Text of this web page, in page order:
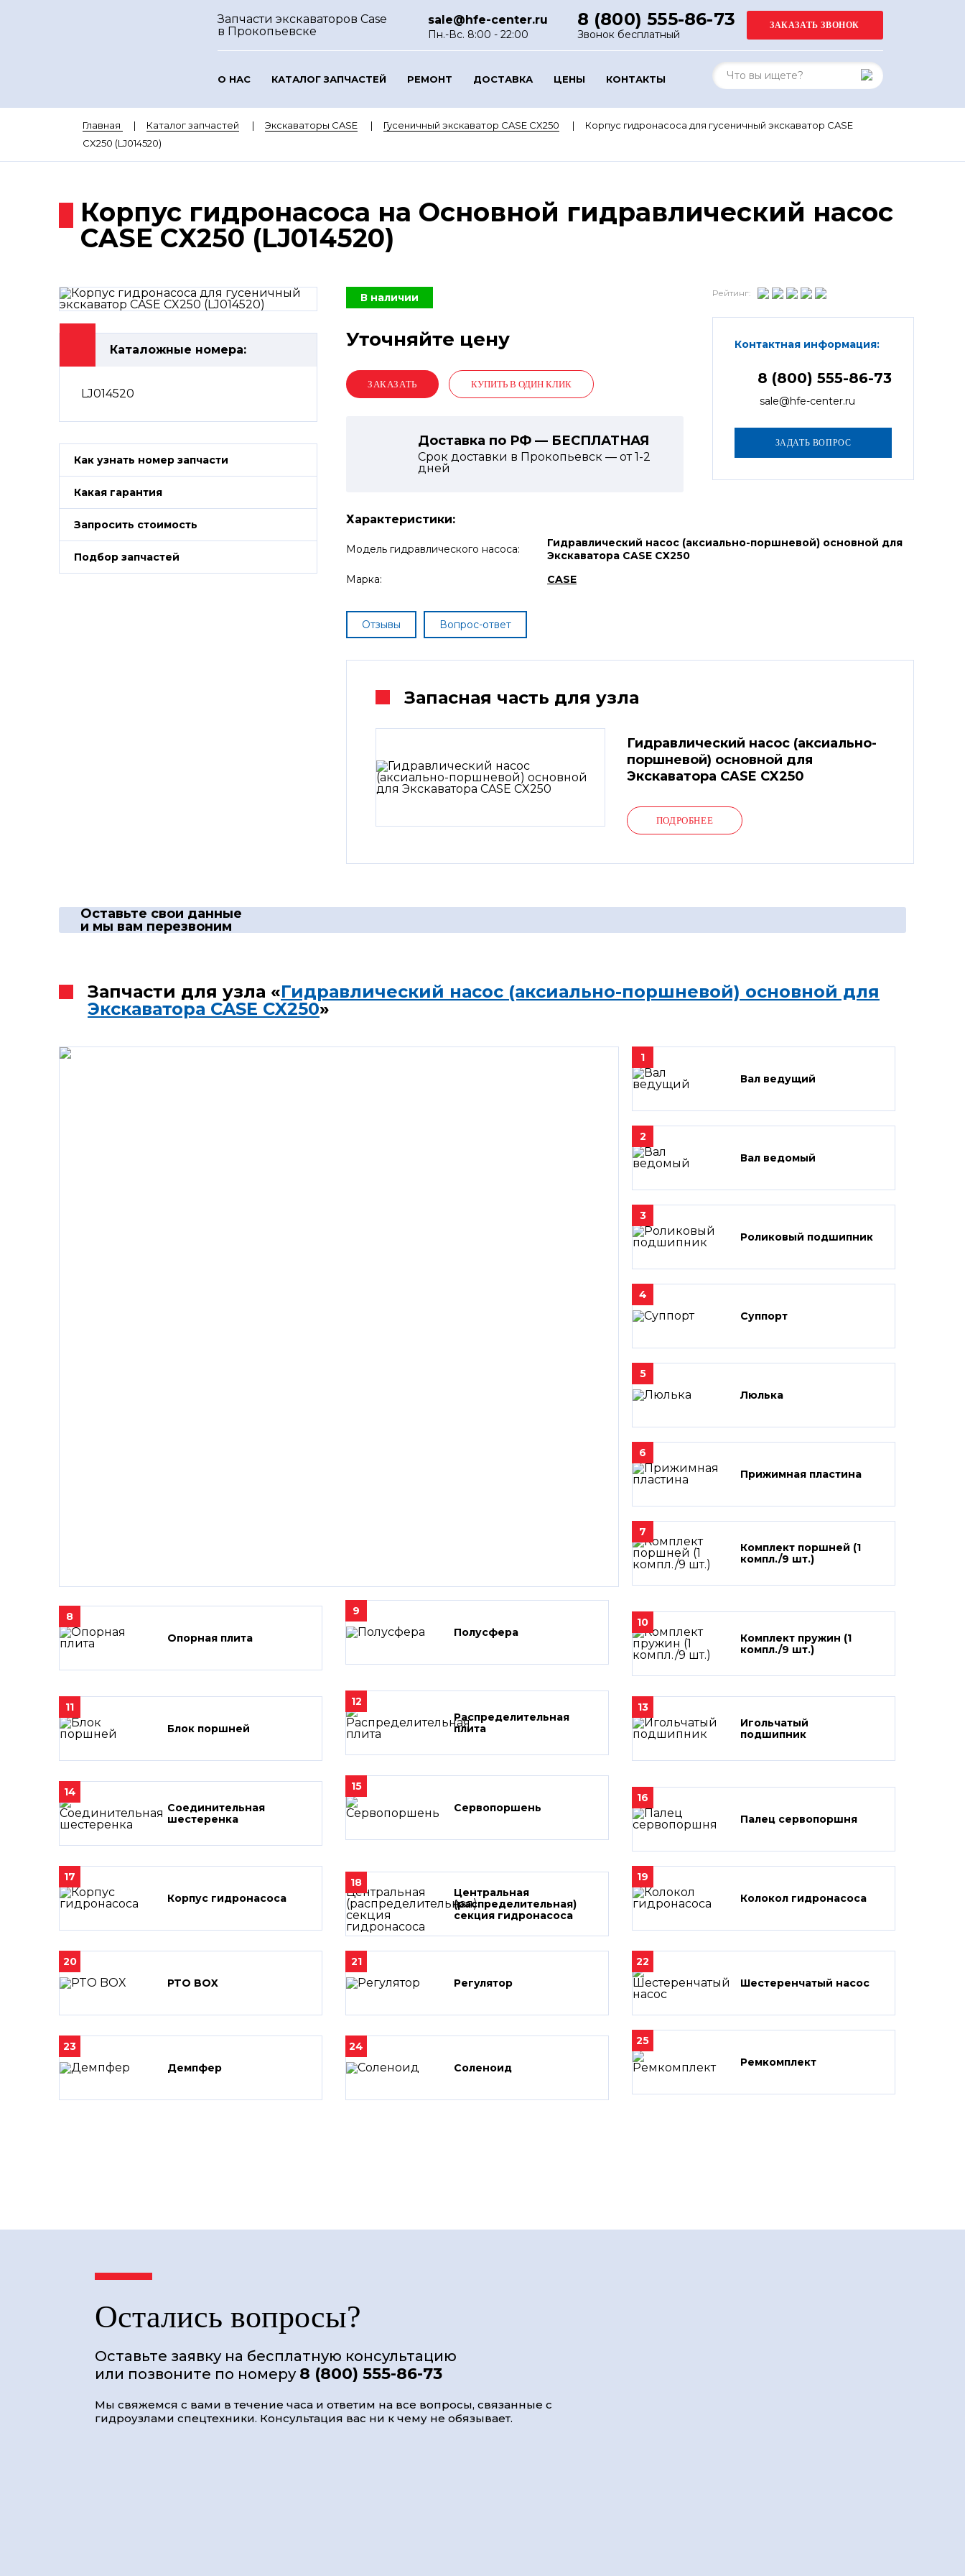
Запчасти экскаваторов Case
в Прокопьевске
sale@hfe-center.ru
Пн.-Вс. 8:00 - 22:00
8 (800) 555-86-73
Звонок бесплатный
О НАС КАТАЛОГ ЗАПЧАСТЕЙ РЕМОНТ ДОСТАВКА ЦЕНЫ КОНТАКТЫ
Главная Каталог запчастей Экскаваторы CASE Гусеничный экскаватор CASE CX250
Корпус гидронасоса для гусеничный экскаватор CASE
CX250 (LJ014520)
Корпус гидронасоса на Основной гидравлический насос
CASE CX250 (LJ014520)
Каталожные номера:
LJ014520
Как узнать номер запчасти
Какая гарантия
Запросить стоимость
Подбор запчастей
В наличии
Уточняйте цену
КУПИТЬ В ОДИН КЛИК
Доставка по РФ — БЕСПЛАТНАЯ
Срок доставки в Прокопьевск — от1-2
дней
Рейтинг:
Контактная информация:
8 (800) 555-86-73
sale@hfe-center.ru
Характеристики:
Модель гидравлического насоса:
Гидравлический насос (аксиально-поршневой) основной для
Экскаватора CASE CX250
Марка:
CASE
Отзывы Вопрос-ответ
Запасная часть для узла
Гидравлический насос (аксиально-
поршневой) основной для
Экскаватора CASE CX250
ПОДРОБНЕЕ
Оставьте свои данные
и мы вам перезвоним
Запчасти для узла «Гидравлический насос (аксиально-поршневой) основной для
Экскаватора CASE CX250»
1
Вал ведущий
2
Вал ведомый
3
Роликовый подшипник
4
Суппорт
5
Люлька
6
Прижимная пластина
7
Комплект поршней (1
компл./9 шт.)
8
Опорная плита
9
Полусфера
10
Комплект пружин (1
компл./9 шт.)
11
Блок поршней
12
Распределительная
плита
13
Игольчатый
подшипник
14
Соединительная
шестеренка
15
Сервопоршень
16
Палец сервопоршня
17
Корпус гидронасоса
18
Центральная
(распределительная)
секция гидронасоса
19
Колокол гидронасоса
20
PTO BOX
21
Регулятор
22
Шестеренчатый насос
23
Демпфер
24
Соленоид
25
Ремкомплект
Остались вопросы?
Оставьте заявку на бесплатную консультацию
или позвоните по номеру 8 (800) 555-86-73
Мы свяжемся с вами в течение часа и ответим на все вопросы, связанные с
гидроузлами спецтехники. Консультация вас ни к чему не обязывает.